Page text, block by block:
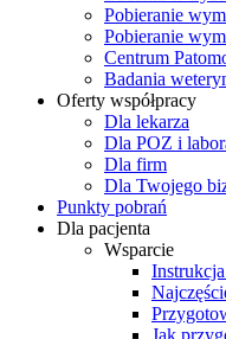
Pobieranie
Pobieranie
Centrum
Badania
Oferty współpracy
Dla lekarza
Dla POZ i
Dla firm
Dla Twojego
Punkty pobrań
Dla pacjenta
Wsparcie
Jak